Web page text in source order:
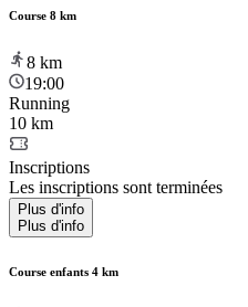
Course 8 km
8 km
19:00
Running
10 km
Inscriptions
Les inscriptions sont terminées
Plus d'info
Plus d'info
Course enfants 4 km